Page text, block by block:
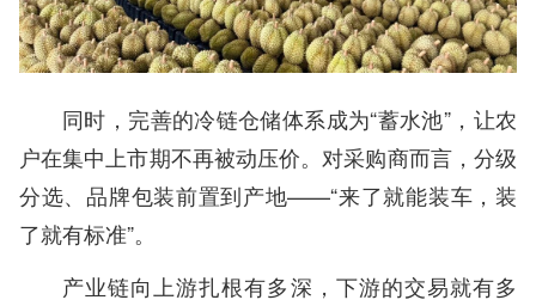
同时，完善的冷链仓储体系成为“蓄水池”，让农
户在集中上市期不再被动压价。对采购商而言，分级
分选、品牌包装前置到产地——“来了就能装车，装
了就有标准”。
产业链向上游扎根有多深，下游的交易就有多